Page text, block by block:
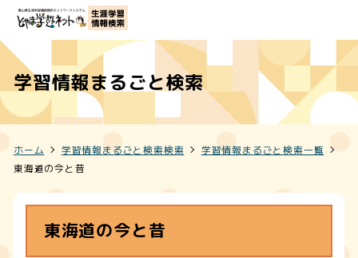
学習情報まるごと検索
ホーム 学習情報まるごと検索検索
学習情報まるごと検索一覧
東海道の今と昔
東海道の今と昔